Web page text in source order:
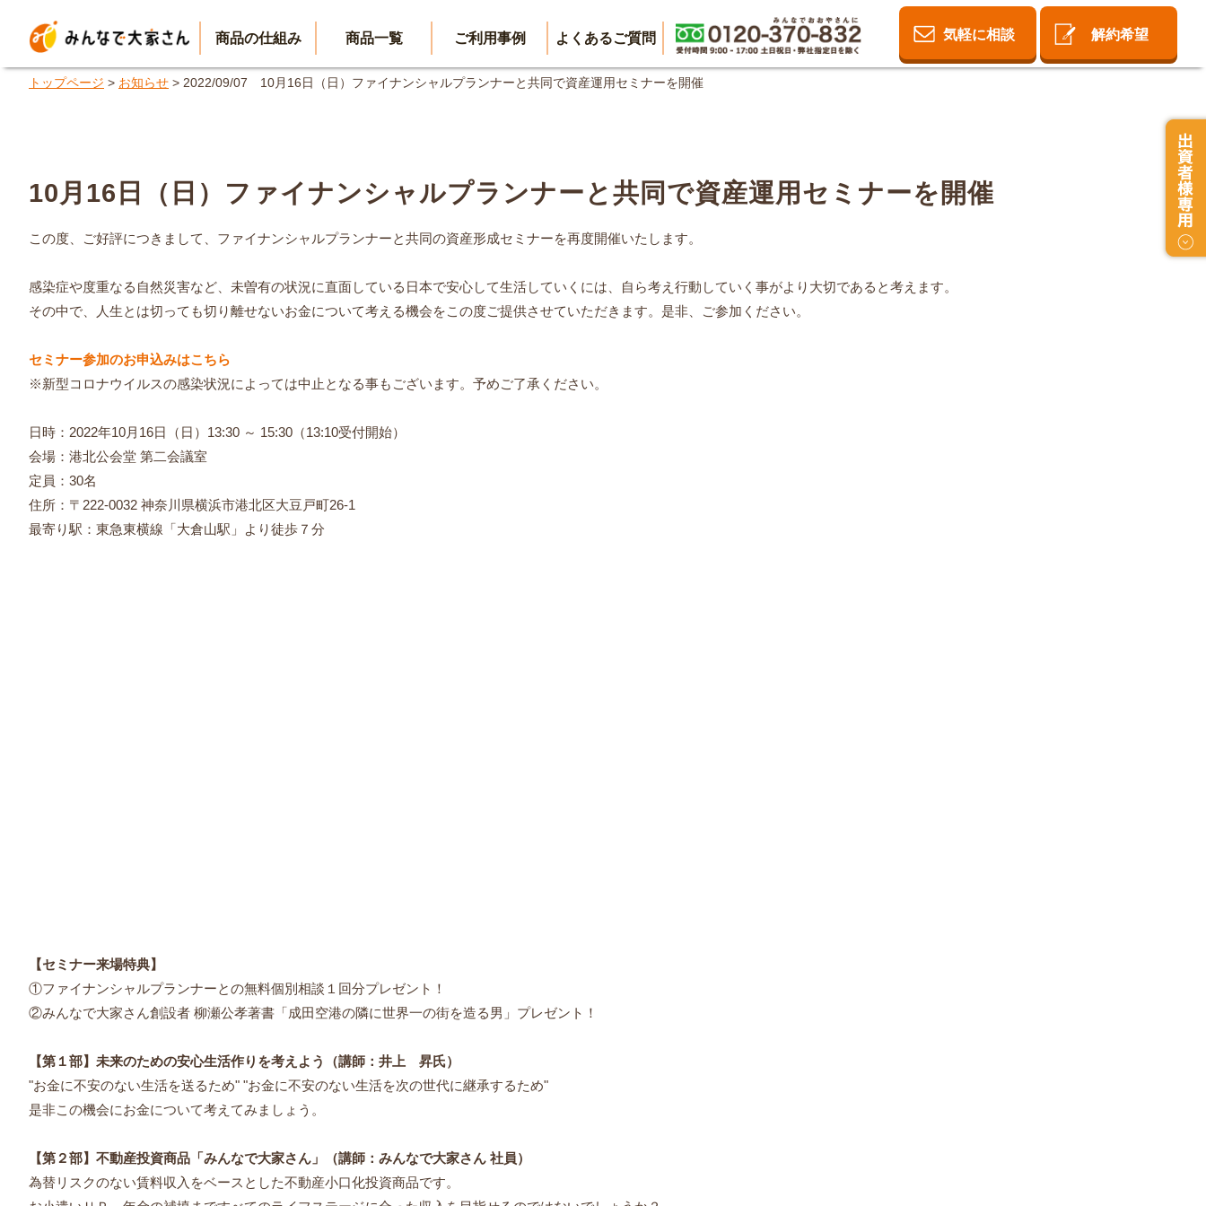
商品の仕組み 商品一覧 ご利用事例 よくあるご質問 気軽に相談 解約希望
トップページ > お知らせ > 2022/09/07 10月16日（日）ファイナンシャルプランナーと共同で資産運用セミナーを開催
10月16日（日）ファイナンシャルプランナーと共同で資産運用セミナーを開催
この度、ご好評につきまして、ファイナンシャルプランナーと共同の資産形成セミナーを再度開催いたします。
感染症や度重なる自然災害など、未曽有の状況に直面している日本で安心して生活していくには、自ら考え行動していく事がより大切であると考えます。
その中で、人生とは切っても切り離せないお金について考える機会をこの度ご提供させていただきます。是非、ご参加ください。
セミナー参加のお申込みはこちら
※新型コロナウイルスの感染状況によっては中止となる事もございます。予めご了承ください。
日時：2022年10月16日（日）13:30 ～ 15:30（13:10受付開始）
会場：港北公会堂 第二会議室
定員：30名
住所：〒222-0032 神奈川県横浜市港北区大豆戸町26-1
最寄り駅：東急東横線「大倉山駅」より徒歩７分
【セミナー来場特典】
①ファイナンシャルプランナーとの無料個別相談１回分プレゼント！
②みんなで大家さん創設者 柳瀬公孝著書「成田空港の隣に世界一の街を造る男」プレゼント！
【第１部】未来のための安心生活作りを考えよう（講師：井上 昇氏）
"お金に不安のない生活を送るため" "お金に不安のない生活を次の世代に継承するため"
是非この機会にお金について考えてみましょう。
【第２部】不動産投資商品「みんなで大家さん」（講師：みんなで大家さん 社員）
為替リスクのない賃料収入をベースとした不動産小口化投資商品です。